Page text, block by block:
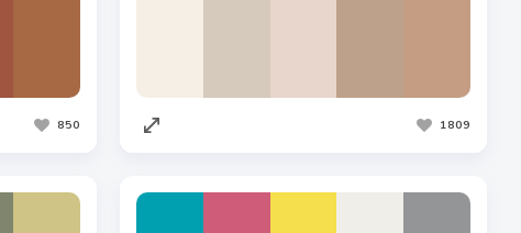
850 1809